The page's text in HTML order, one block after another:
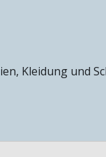
Kleidung und